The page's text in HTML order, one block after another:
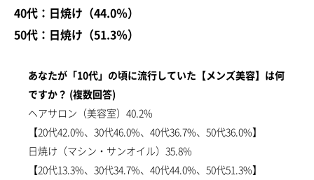
40代：日焼け（44.0％）
50代：日焼け（51.3％）
あなたが「10代」の頃に流行していた【メンズ美容】は何
ですか？ (複数回答)
ヘアサロン（美容室）40.2%
【20代42.0%、30代46.0%、40代36.7%、50代36.0%】
日焼け（マシン・サンオイル）35.8%
【20代13.3%、30代34.7%、40代44.0%、50代51.3%】